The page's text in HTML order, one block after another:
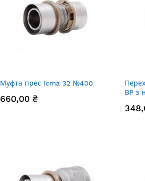
Муфта прес Icma 32 №400
660,00 ₴
ВР з